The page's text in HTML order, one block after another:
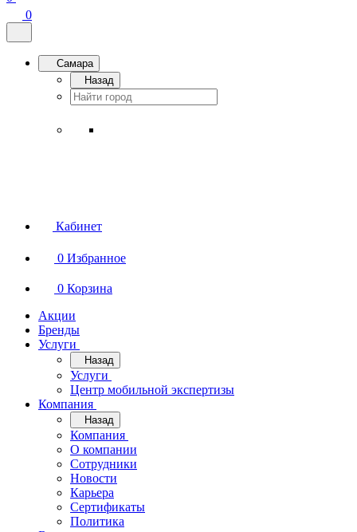
0
Самара
Назад
Кабинет
0 Избранное
0 Корзина
Акции
Бренды
Услуги
Назад
Услуги
Центр мобильной экспертизы
Компания
Назад
Компания
О компании
Сотрудники
Новости
Карьера
Сертификаты
Политика